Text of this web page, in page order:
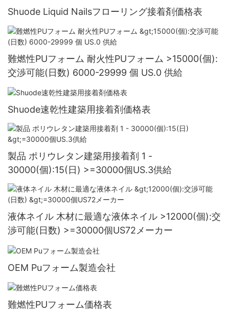
Shuode Liquid Nailsフローリング接着剤価格表
難燃性PUフォーム 耐火性PUフォーム >15000(個):
交渉可能(日数) 6000-29999 個 US.0 供給
Shuode速乾性建築用接着剤価格表
製品 ポリウレタン建築用接着剤 1 -
30000(個):15(日) >=30000個US.3供給
液体ネイル 木材に最適な液体ネイル >12000(個):交
渉可能(日数) >=30000個US72メーカー
OEM Puフォーム製造会社
難燃性PUフォーム価格表